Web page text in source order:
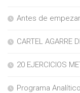
Antes de
CARTEL AGARRE
20 EJERCICIOS
Programa